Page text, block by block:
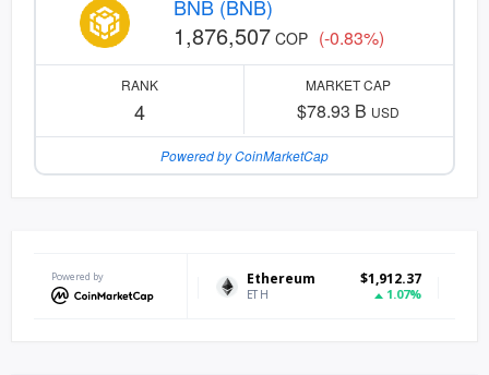
BNB (BNB)
1,876,507 COP (-0.83%)
RANK
4
MARKET CAP
$78.93 B USD
Powered by CoinMarketCap
Powered by
$0.999029
0%
Ethereum $1,912.37